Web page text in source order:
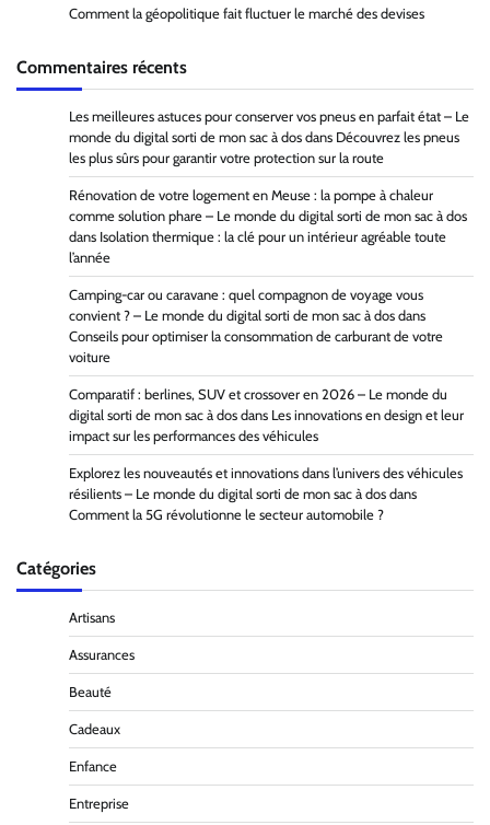
Comment la géopolitique fait fluctuer le marché des devises
Commentaires récents
Les meilleures astuces pour conserver vos pneus en parfait état – Le
monde du digital sorti de mon sac à dos dans Découvrez les pneus
les plus sûrs pour garantir votre protection sur la route
Rénovation de votre logement en Meuse : la pompe à chaleur
comme solution phare – Le monde du digital sorti de mon sac à dos
dans Isolation thermique : la clé pour un intérieur agréable toute
l’année
Camping-car ou caravane : quel compagnon de voyage vous
convient ? – Le monde du digital sorti de mon sac à dos dans
Conseils pour optimiser la consommation de carburant de votre
voiture
Comparatif : berlines, SUV et crossover en 2026 – Le monde du
digital sorti de mon sac à dos dans Les innovations en design et leur
impact sur les performances des véhicules
Explorez les nouveautés et innovations dans l’univers des véhicules
résilients – Le monde du digital sorti de mon sac à dos dans
Comment la 5G révolutionne le secteur automobile ?
Catégories
Artisans
Assurances
Beauté
Cadeaux
Enfance
Entreprise